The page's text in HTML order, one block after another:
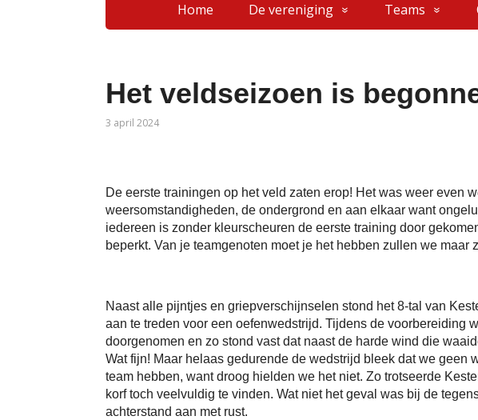
Home De vereniging Teams
Het veldseizoen is
3 april 2024
De eerste trainingen op het veld zaten erop! Het was weer even
weersomstandigheden, de ondergrond en aan elkaar want
iedereen is zonder kleurscheuren de eerste training door
beperkt. Van je teamgenoten moet je het hebben zullen we maar
Naast alle pijntjes en griepverschijnselen stond het 8-tal van
aan te treden voor een oefenwedstrijd. Tijdens de voorbereiding
doorgenomen en zo stond vast dat naast de harde wind die
Wat fijn! Maar helaas gedurende de wedstrijd bleek dat we geen
team hebben, want droog hielden we het niet. Zo trotseerde
korf toch veelvuldig te vinden. Wat niet het geval was bij de
achterstand aan met rust.